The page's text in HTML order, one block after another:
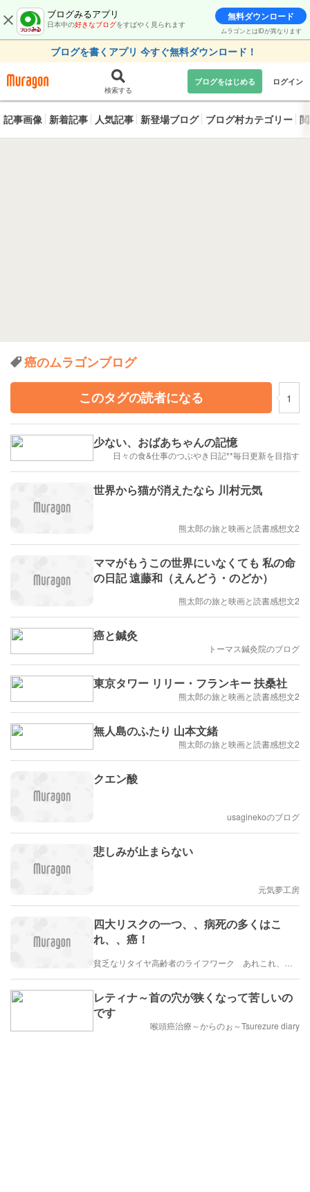
ブログみるアプリ
日本中の好きなブログをすばやく見られます
無料ダウンロード
ムラゴンとはIDが異なります
ブログを書くアプリ 今すぐ無料ダウンロード！
検索する
ブログをはじめる ログイン
記事画像 新着記事 人気記事 新登場ブログ ブログ村カテゴリー
癌のムラゴンブログ
このタグの読者になる
1
少ない、おばあちゃんの記憶
日々の食&仕事のつぶやき日記**毎日更新を目指す
世界から猫が消えたなら 川村元気
熊太郎の旅と映画と読書感想文2
ママがもうこの世界にいなくても 私の命
の日記 遠藤和（えんどう・のどか）
熊太郎の旅と映画と読書感想文2
癌と鍼灸
トーマス鍼灸院のブログ
東京タワー リリー・フランキー 扶桑社
熊太郎の旅と映画と読書感想文2
無人島のふたり 山本文緒
熊太郎の旅と映画と読書感想文2
クエン酸
usaginekoのブログ
悲しみが止まらない
元気夢工房
四大リスクの一つ、、病死の多くはこ
れ、、癌！
レティナ～首の穴が狭くなって苦しいの
です
喉頭癌治療～からのぉ～Tsurezure diary